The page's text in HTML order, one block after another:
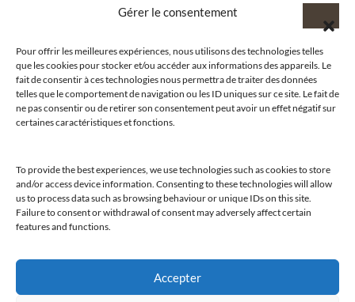
Gérer le consentement
Pour offrir les meilleures expériences, nous utilisons des technologies telles
que les cookies pour stocker et/ou accéder aux informations des appareils. Le
fait de consentir à ces technologies nous permettra de traiter des données
telles que le comportement de navigation ou les ID uniques sur ce site. Le fait de
ne pas consentir ou de retirer son consentement peut avoir un effet négatif sur
certaines caractéristiques et fonctions.
To provide the best experiences, we use technologies such as cookies to store
and/or access device information. Consenting to these technologies will allow
us to process data such as browsing behaviour or unique IDs on this site.
Failure to consent or withdrawal of consent may adversely affect certain
features and functions.
Accepter
@clubamilcar